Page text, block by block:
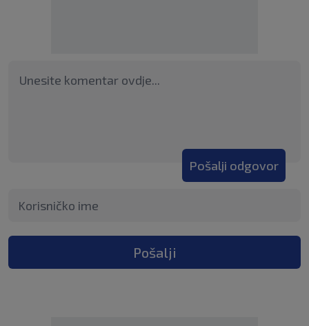
Pošalji odgovor
Pošalji